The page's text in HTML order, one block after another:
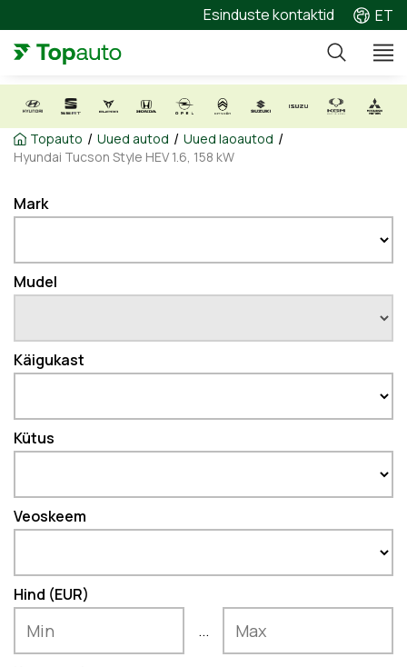
Esinduste kontaktid ET
Topauto / Uued autod / Uued laoautod /
Hyundai Tucson Style HEV 1.6, 158 kW
Mark
Mudel
Käigukast
Kütus
Veoskeem
Hind (EUR)
...